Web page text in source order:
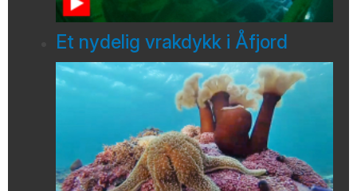
Et nydelig vrakdykk i Åfjord